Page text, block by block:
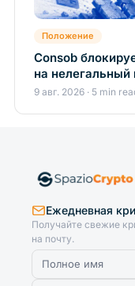
Положение
Consob
на нелегальный
9 авг. 2026 · 5 min
Ежедневная
Получайте свежие
на почту.